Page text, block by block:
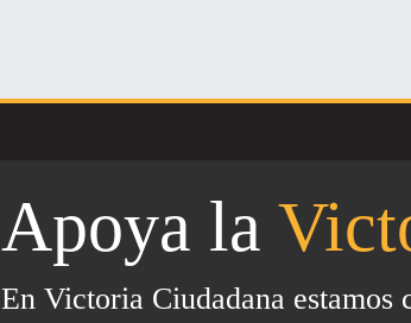
Apoya la
En Victoria Ciudadana estamos